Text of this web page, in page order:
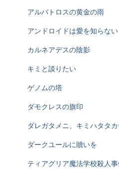
アルバトロスの黄金の雨
アンドロイドは愛を知らない
カルネアデスの陰影
キミと談りたい
ゲノムの塔
ダモクレスの旗印
ダレガタメニ、キミハタタカ
ダークユールに贖いを
ティアグリア魔法学校殺人